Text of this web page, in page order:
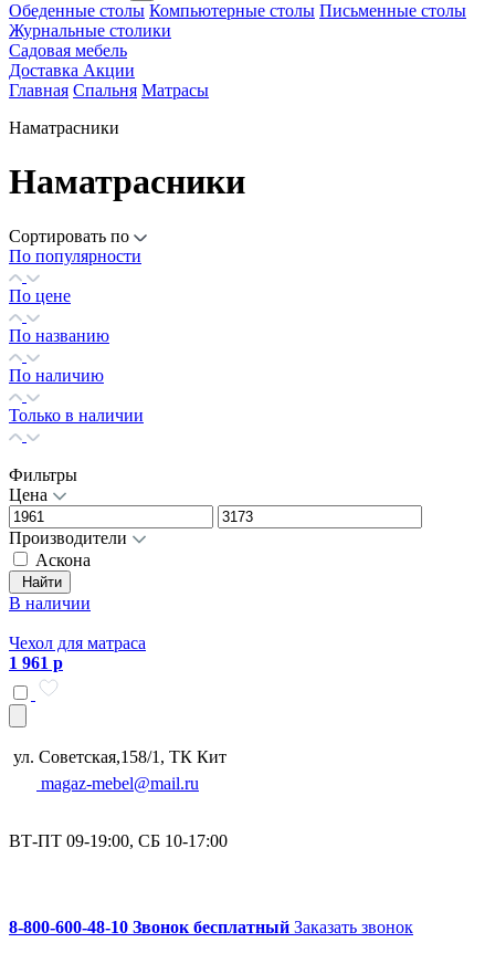
Обеденные столы Компьютерные столы Письменные столы
Журнальные столики
Садовая мебель
Доставка Акции
Главная Спальня Матрасы
Наматрасники
Наматрасники
Сортировать по
По популярности
По цене
По названию
По наличию
Только в наличии
Фильтры
Цена
Производители
Аскона
Найти
В наличии
Чехол для матраса
1 961 р
ул. Советская,158/1, ТК Кит
magaz-mebel@mail.ru
ВТ-ПТ 09-19:00, СБ 10-17:00
8-800-600-48-10 Звонок бесплатный Заказать звонок